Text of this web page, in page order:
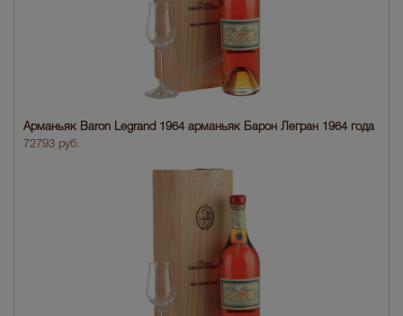
Арманьяк Baron Legrand 1964 арманьяк Барон Легран 1964 года
72793 руб.